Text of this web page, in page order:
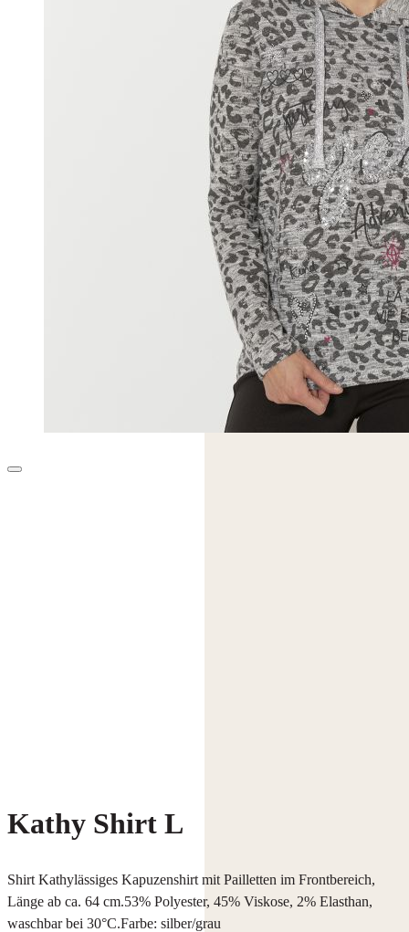
Kathy Shirt L
Shirt Kathylässiges Kapuzenshirt mit Pailletten im Frontbereich,
Länge ab ca. 64 cm.53% Polyester, 45% Viskose, 2% Elasthan,
waschbar bei 30°C.Farbe: silber/grau